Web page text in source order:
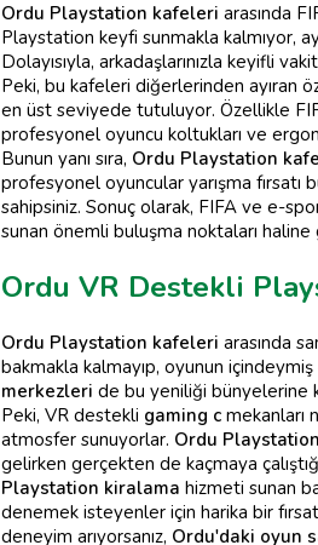
Ordu Playstation kafeleri arasında
Playstation keyfi sunmakla kalmıyor,
Dolayısıyla, arkadaşlarınızla keyifli
Peki, bu kafeleri diğerlerinden ayıran
en üst seviyede tutuluyor. Özellikle
profesyonel oyuncu koltukları ve
Bunun yanı sıra, Ordu Playstation
profesyonel oyuncular yarışma fırsatı
sahipsiniz. Sonuç olarak, FIFA ve e-
sunan önemli buluşma noktaları haline
Ordu VR Destekli
Ordu Playstation kafeleri arasında
bakmakla kalmayıp, oyunun
merkezleri de bu yeniliği bünyelerine
Peki, VR destekli gaming c mekanları
atmosfer sunuyorlar. Ordu
gelirken gerçekten de kaçmaya
Playstation kiralama hizmeti sunan
denemek isteyenler için harika bir
deneyim arıyorsanız, Ordu'daki oyun